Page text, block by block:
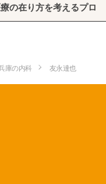
の在り方を考えるプロ
庫の内科 友永達也